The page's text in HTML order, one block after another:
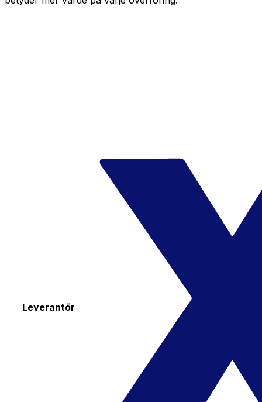
Leverantör